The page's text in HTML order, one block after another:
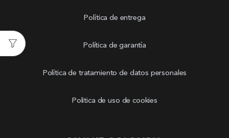
Política de entrega
Política de garantía
Política de tratamiento de datos personales
Politica de uso de cookies